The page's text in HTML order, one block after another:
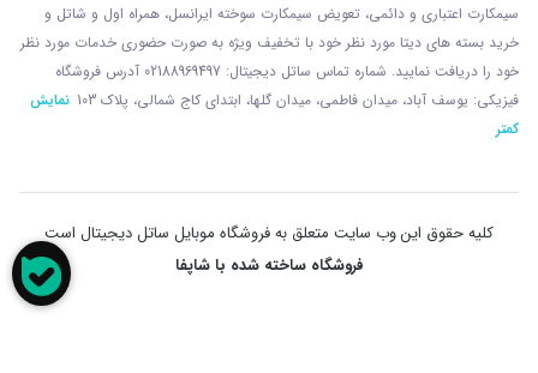
سیمکارت اعتباری و دائمی، تعویض سیمکارت سوخته ایرانسل، همراه اول و شاتل و
خرید بسته های دیتا مورد نظر خود با تخفیف ویژه به صورت حضوری خدمات مورد نظر
خود را دریافت نمایید. شماره تماس ساتل دیجیتال: 02188969497 آدرس فروشگاه
فیزیکی: یوسف آباد، میدان فاطمی، میدان گلها، ابتدای کاج شمالی، پلاک 103
نمایش
کمتر
کلیه حقوق این وب سایت متعلق به فروشگاه موبایل ساتل دیجیتال است
فروشگاه ساخته شده با شاپفا